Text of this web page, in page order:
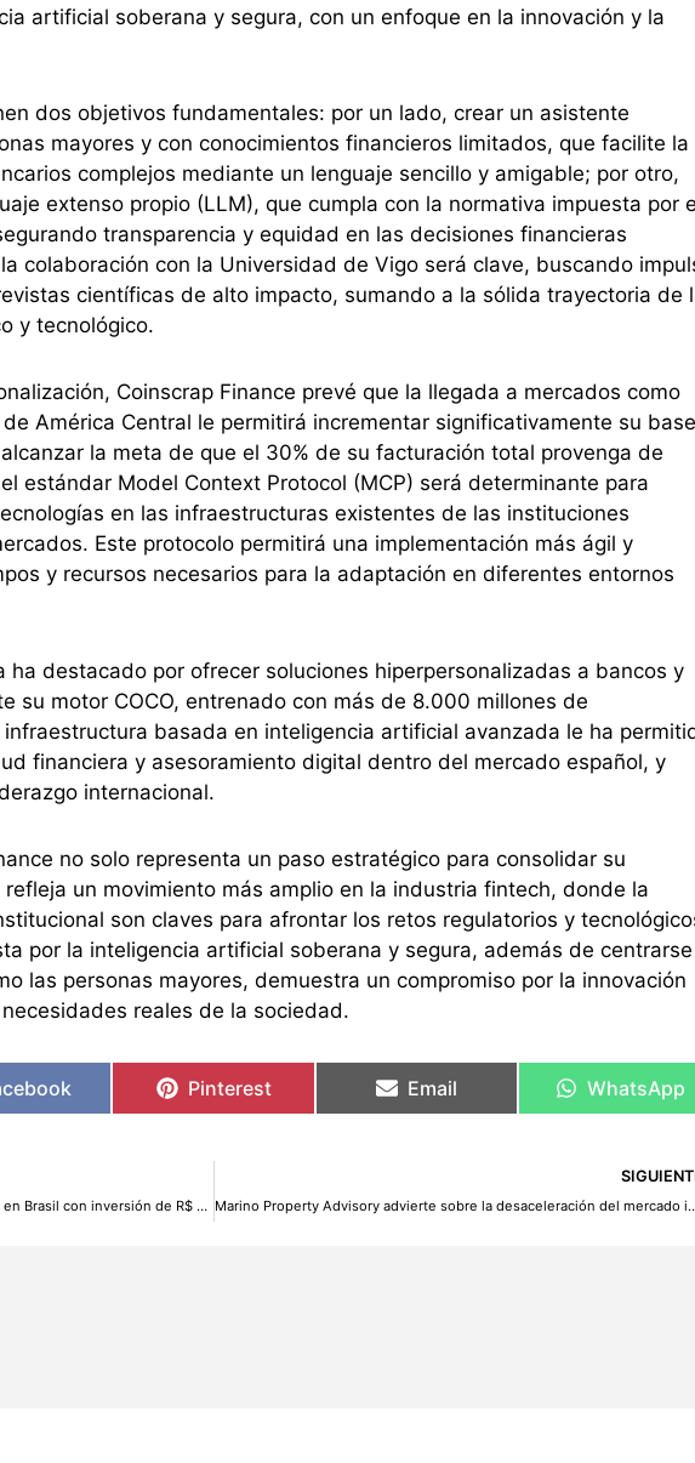
artificial soberana y segura, con un enfoque en la innovación y la
dos objetivos fundamentales: por un lado, crear un asistente
mayores y con conocimientos financieros limitados, que facilite la
complejos mediante un lenguaje sencillo y amigable; por otro,
extenso propio (LLM), que cumpla con la normativa impuesta por
transparencia y equidad en las decisiones financieras
colaboración con la Universidad de Vigo será clave, buscando
científicas de alto impacto, sumando a la sólida trayectoria de
y tecnológico.
Coinscrap Finance prevé que la llegada a mercados como
América Central le permitirá incrementar significativamente su base
la meta de que el 30% de su facturación total provenga de
estándar Model Context Protocol (MCP) será determinante para
en las infraestructuras existentes de las instituciones
Este protocolo permitirá una implementación más ágil y
y recursos necesarios para la adaptación en diferentes entornos
ha destacado por ofrecer soluciones hiperpersonalizadas a bancos y
su motor COCO, entrenado con más de 8.000 millones de
basada en inteligencia artificial avanzada le ha
financiera y asesoramiento digital dentro del mercado español, y
internacional.
no solo representa un paso estratégico para consolidar su
un movimiento más amplio en la industria fintech, donde la
son claves para afrontar los retos regulatorios y
por la inteligencia artificial soberana y segura, además de centrarse
las personas mayores, demuestra un compromiso por la innovación
reales de la sociedad.
Pinterest Email WhatsApp
Changan y CAOA consolidan su presencia en Brasil con inversión de R$ 5.000 millones y tecnología Flex-Fuel Marino Property Advisory advierte sobre la desaceleración del